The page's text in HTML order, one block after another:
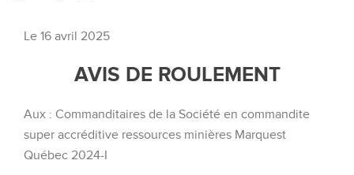
Le 16 avril 2025
AVIS DE ROULEMENT
Aux : Commanditaires de la Société en commandite
super accréditive ressources minières Marquest
Québec 2024-I